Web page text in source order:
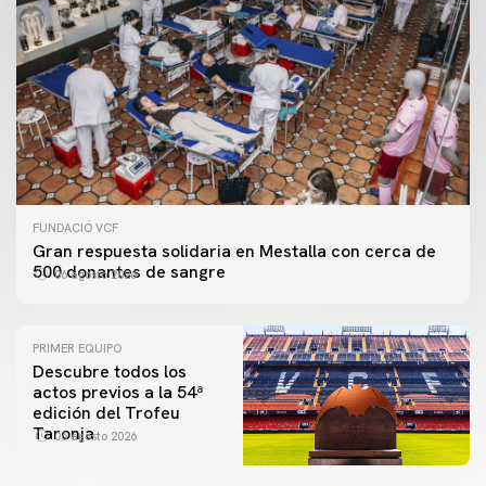
FUNDACIÓ VCF
Gran respuesta solidaria en Mestalla con cerca de
500 donantes de sangre
06 agosto 2026
PRIMER EQUIPO
Descubre todos los
actos previos a la 54ª
edición del Trofeu
Taronja
06 agosto 2026